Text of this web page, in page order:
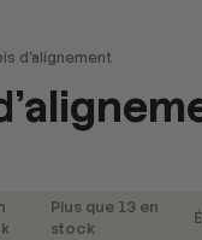
d'alignement
Plus que 13 en
stock